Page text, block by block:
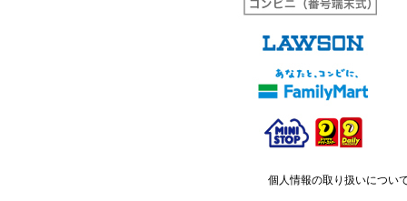
個人情報の取り扱いについ